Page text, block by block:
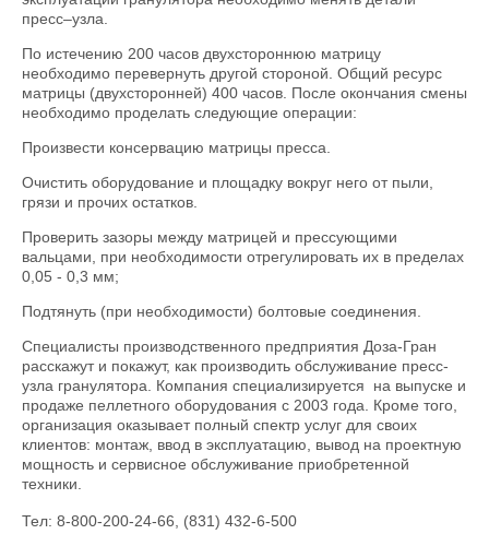
пресс–узла.
По истечению 200 часов двухстороннюю матрицу
необходимо перевернуть другой стороной. Общий ресурс
матрицы (двухсторонней) 400 часов. После окончания смены
необходимо проделать следующие операции:
Произвести консервацию матрицы пресса.
Очистить оборудование и площадку вокруг него от пыли,
грязи и прочих остатков.
Проверить зазоры между матрицей и прессующими
вальцами, при необходимости отрегулировать их в пределах
0,05 - 0,3 мм;
Подтянуть (при необходимости) болтовые соединения.
Специалисты производственного предприятия Доза-Гран
расскажут и покажут, как производить обслуживание пресс-
узла гранулятора. Компания специализируется на выпуске и
продаже пеллетного оборудования с 2003 года. Кроме того,
организация оказывает полный спектр услуг для своих
клиентов: монтаж, ввод в эксплуатацию, вывод на проектную
мощность и сервисное обслуживание приобретенной
техники.
Тел: 8-800-200-24-66, (831) 432-6-500